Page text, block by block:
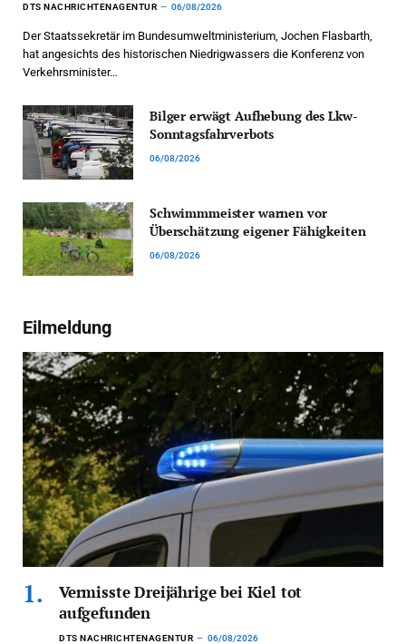
DTS NACHRICHTENAGENTUR 06/08/2026
Der Staatssekretär im Bundesumweltministerium, Jochen Flasbarth,
hat angesichts des historischen Niedrigwassers die Konferenz von
Verkehrsminister…
Bilger erwägt Aufhebung des Lkw-
Sonntagsfahrverbots
06/08/2026
Schwimmmeister warnen vor
Überschätzung eigener Fähigkeiten
06/08/2026
Eilmeldung
Vermisste Dreijährige bei Kiel tot
aufgefunden
DTS NACHRICHTENAGENTUR 06/08/2026